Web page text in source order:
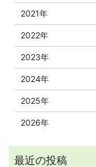
2021年
2022年
2023年
2024年
2025年
2026年